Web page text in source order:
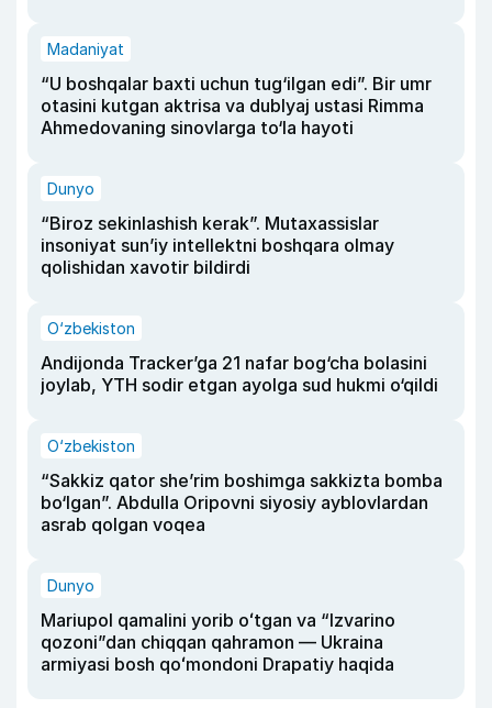
Madaniyat
“U boshqalar baxti uchun tug‘ilgan edi”. Bir umr
otasini kutgan aktrisa va dublyaj ustasi Rimma
Ahmedovaning sinovlarga to‘la hayoti
Dunyo
“Biroz sekinlashish kerak”. Mutaxassislar
insoniyat sun’iy intellektni boshqara olmay
qolishidan xavotir bildirdi
O‘zbekiston
Andijonda Tracker’ga 21 nafar bog‘cha bolasini
joylab, YTH sodir etgan ayolga sud hukmi o‘qildi
O‘zbekiston
“Sakkiz qator she’rim boshimga sakkizta bomba
bo‘lgan”. Abdulla Oripovni siyosiy ayblovlardan
asrab qolgan voqea
Dunyo
Mariupol qamalini yorib oʻtgan va “Izvarino
qozoni”dan chiqqan qahramon — Ukraina
armiyasi bosh qoʻmondoni Drapatiy haqida